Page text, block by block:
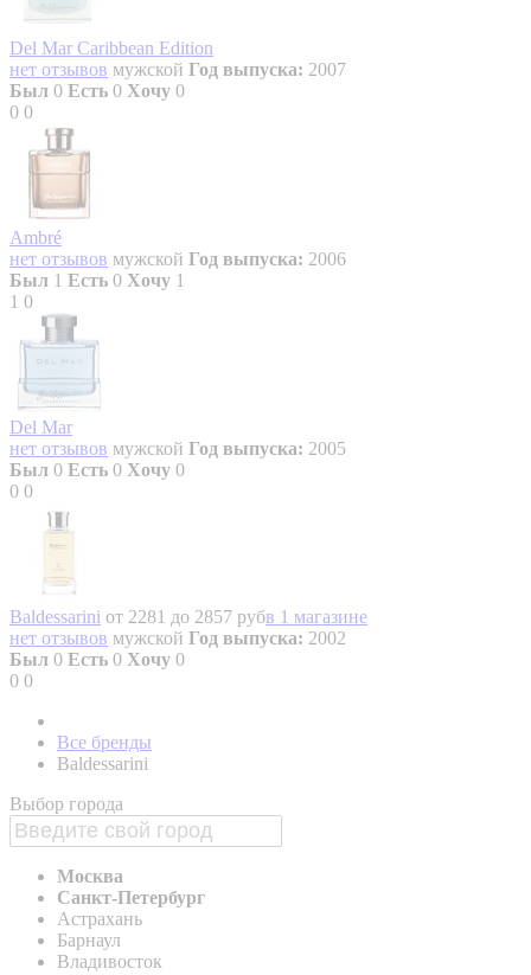
Del Mar Caribbean Edition
нет отзывов мужской Год выпуска: 2007
Был 0 Есть 0 Хочу 0
0 0
Ambré
нет отзывов мужской Год выпуска: 2006
Был 1 Есть 0 Хочу 1
1 0
Del Mar
нет отзывов мужской Год выпуска: 2005
Был 0 Есть 0 Хочу 0
0 0
Baldessarini от 2281 до 2857 рубв 1 магазине
нет отзывов мужской Год выпуска: 2002
Был 0 Есть 0 Хочу 0
0 0
Все бренды
Baldessarini
Выбор города
Москва
Санкт-Петербург
Астрахань
Барнаул
Владивосток